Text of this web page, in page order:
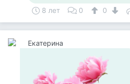
8 лет 0 0
Екатерина